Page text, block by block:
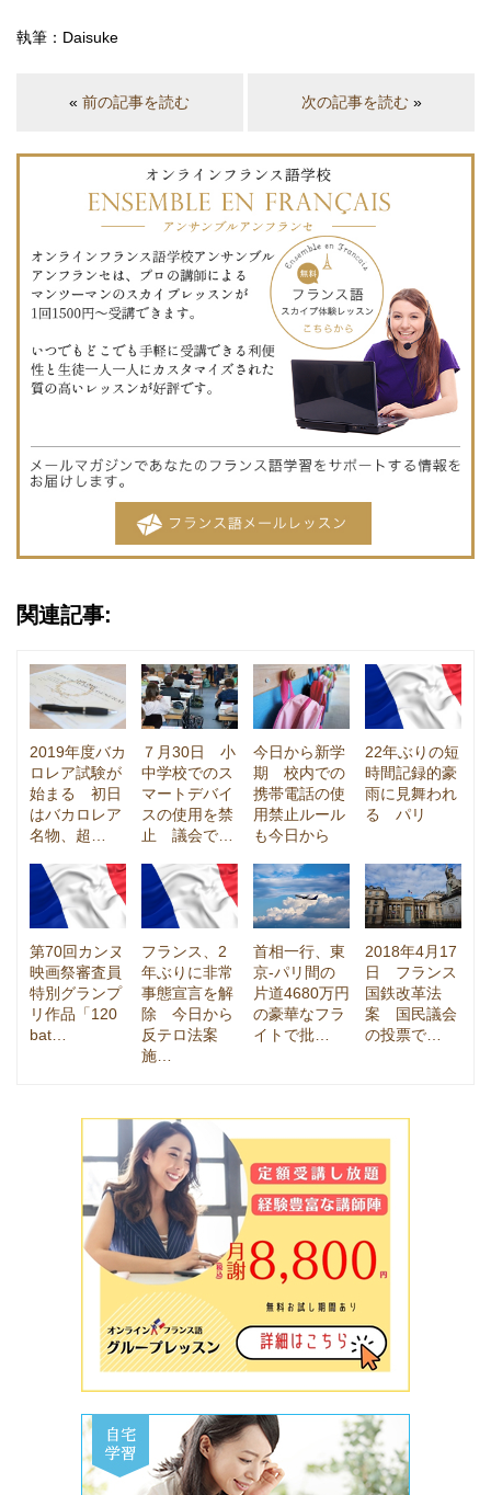
執筆：Daisuke
«前の記事を読む 次の記事を読む»
関連記事:
2019年度バカ
ロレア試験が
始まる 初日
はバカロレア
名物、超…
７月30日 小
中学校でのス
マートデバイ
スの使用を禁
止 議会で…
今日から新学
期 校内での
携帯電話の使
用禁止ルール
も今日から
22年ぶりの短
時間記録的豪
雨に見舞われ
る パリ
第70回カンヌ
映画祭審査員
特別グランプ
リ作品「120
bat…
フランス、2
年ぶりに非常
事態宣言を解
除 今日から
反テロ法案
施…
首相一行、東
京-パリ間の
片道4680万円
の豪華なフラ
イトで批…
2018年4月17
日 フランス
国鉄改革法
案 国民議会
の投票で…